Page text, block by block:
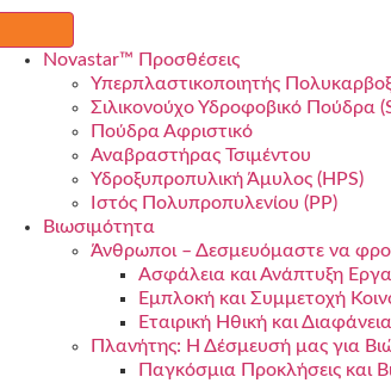
Novastar™ Προσθέσεις
Υπερπλαστικοποιητής
Σιλικονούχο Υδροφοβικό Πούδρα
Πούδρα Αφριστικό
Αναβραστήρας Τσιμέντου
Υδροξυπροπυλική Άμυλος (HPS)
Ιστός Πολυπροπυλενίου (PP)
Βιωσιμότητα
Άνθρωποι – Δεσμευόμαστε να
Ασφάλεια και Ανάπτυξη
Εμπλοκή και Συμμετοχή
Εταιρική Ηθική και Διαφάνεια
Πλανήτης: Η Δέσμευσή μας για
Παγκόσμια Προκλήσεις και